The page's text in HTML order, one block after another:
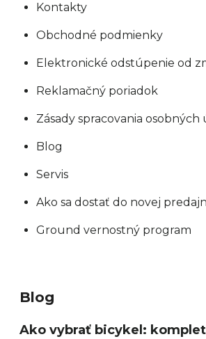
Kontakty
Obchodné podmienky
Elektronické odstúpenie od
Reklamačný poriadok
Zásady spracovania osobných
Blog
Servis
Ako sa dostať do novej
Ground vernostný program
Blog
Ako vybrať bicykel: